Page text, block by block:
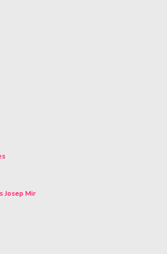
Josep Mir